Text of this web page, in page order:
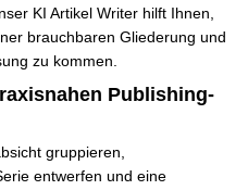
KI Artikel Writer hilft Ihnen,
brauchbaren Gliederung und
zu kommen.
Publishing-
gruppieren,
entwerfen und eine